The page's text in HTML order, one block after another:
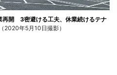
再開 3密避ける工夫、休業続けるテナ
2020年5月10日撮影）